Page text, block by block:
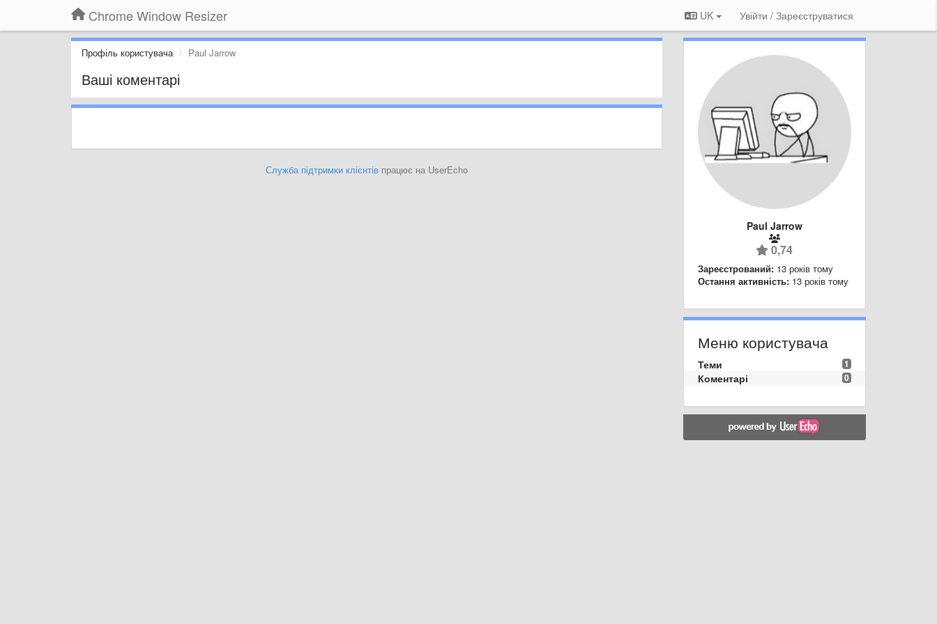
Chrome Window Resizer UK Увійти / Зареєструватися
Профіль користувача Paul Jarrow
Ваші коментарі
Служба підтримки клієнтівпрацює на UserEcho
Paul Jarrow
0,74
Зареєстрований: 13 років тому
Остання активність: 13 років тому
Меню користувача
1
Теми
0
Коментарі